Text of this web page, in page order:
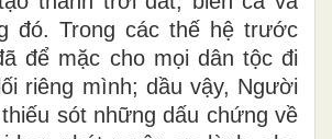
đó. Trong các thế hệ trước
để mặc cho mọi dân tộc đi
riêng mình; dầu vậy, Người
sót những dấu chứng về